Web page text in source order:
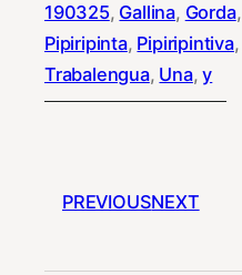
190325, Gallina, Gorda,
Pipiripinta, Pipiripintiva,
Trabalengua, Una, y
PREVIOUSNEXT